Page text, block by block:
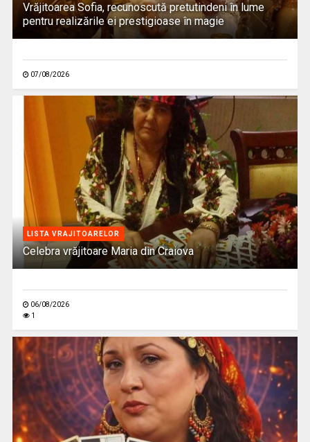
Vrăjitoarea Sofia, recunoscută pretutindeni în lume
pentru realizările ei prestigioase în magie
07/08/2026
LISTA VRAJITOARELOR
Celebra vrăjitoare Maria din Craiova
06/08/2026
1